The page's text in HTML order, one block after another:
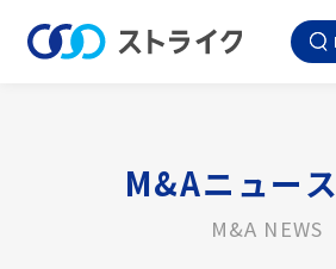
M&Aニュー
M&A NEWS